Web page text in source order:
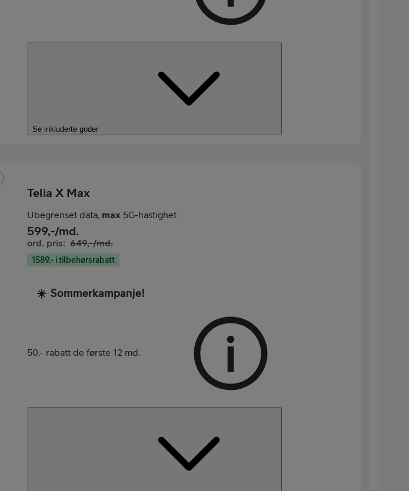
Se inkluderte goder
Telia X Max
Ubegrenset data, max 5G-hastighet
599,-/md.
ord. pris: 649,-/md.
1589,- i tilbehørsrabatt
☀️ Sommerkampanje!
50,- rabatt de første 12 md.